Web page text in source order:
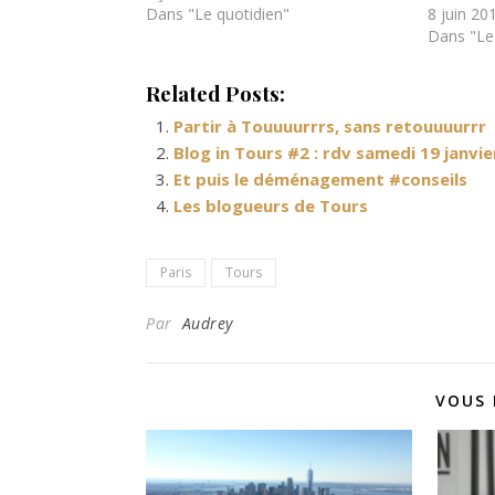
Dans "Le quotidien"
8 juin
Dans
Related Posts:
Partir à Touuuurrrs, sans retouuuurrr
Blog in Tours #2 : rdv samedi 19
Et puis le déménagement #conseils
Les blogueurs de Tours
Paris Tours
Par Audrey
VOUS